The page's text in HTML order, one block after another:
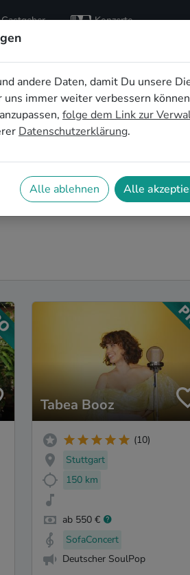
Gastgeber Konzerte
in
am Main! Unsere
SofaConcerts findest Du
Tabea Booz
(10)
Stuttgart
150 km
ab 550 €
SofaConcert
Deutscher SoulPop
andere Daten, damit Du unsere
immer weiter verbessern
folge dem Link zur
Datenschutzerklärung.
Alle ablehnen Alle